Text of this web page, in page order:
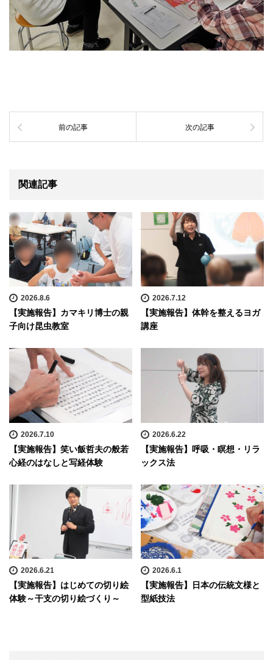
前の記事 次の記事
関連記事
2026.8.6
【実施報告】カマキリ博士の親
子向け昆虫教室
2026.7.12
【実施報告】体幹を整えるヨガ
講座
2026.7.10
【実施報告】笑い飯哲夫の般若
心経のはなしと写経体験
2026.6.22
【実施報告】呼吸・瞑想・リラ
ックス法
2026.6.21
【実施報告】はじめての切り絵
体験～干支の切り絵づくり～
2026.6.1
【実施報告】日本の伝統文様と
型紙技法